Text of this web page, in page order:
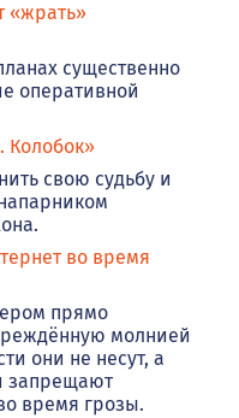
«жрать»
существенно
оперативной
Колобок»
свою судьбу и
во время
прямо
молнией
они не несут, а
запрещают
время грозы.